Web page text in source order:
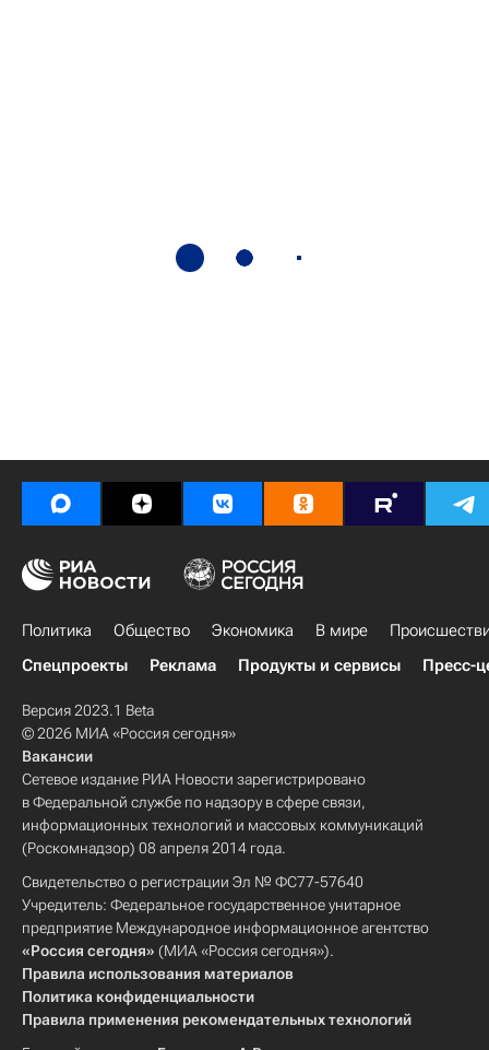
Политика Общество Экономика В мире
Спецпроекты
Реклама Продукты и сервисы Пресс-
Версия 2023.1 Beta
© 2026 МИА «Россия сегодня»
Вакансии
Сетевое издание РИА Новости зарегистрировано
в Федеральной службе по надзору в сфере связи,
информационных технологий и массовых коммуникаций
(Роскомнадзор) 08 апреля 2014 года.
Свидетельство о регистрации Эл № ФС77-57640
Учредитель: Федеральное государственное унитарное
предприятие Международное информационное агентство
«Россия сегодня» (МИА «Россия сегодня»).
Правила использования материалов
Политика конфиденциальности
Правила применения рекомендательных технологий